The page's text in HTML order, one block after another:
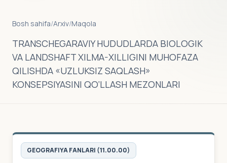
Bosh sahifa/Arxiv/Maqola
TRANSCHEGARAVIY HUDUDLARDA BIOLOGIK
VA LANDSHAFT XILMA-XILLIGINI MUHOFAZA
QILISHDA «UZLUKSIZ SAQLASH»
KONSEPSIYASINI QO‘LLASH MEZONLARI
GEOGRAFIYA FANLARI (11.00.00)